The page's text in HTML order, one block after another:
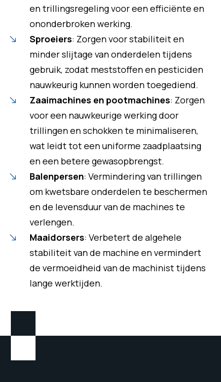
en trillingsregeling voor een efficiënte en
ononderbroken werking.
Sproeiers: Zorgen voor stabiliteit en
minder slijtage van onderdelen tijdens
gebruik, zodat meststoffen en pesticiden
nauwkeurig kunnen worden toegediend.
Zaaimachines en pootmachines: Zorgen
voor een nauwkeurige werking door
trillingen en schokken te minimaliseren,
wat leidt tot een uniforme zaadplaatsing
en een betere gewasopbrengst.
Balenpersen: Vermindering van trillingen
om kwetsbare onderdelen te beschermen
en de levensduur van de machines te
verlengen.
Maaidorsers: Verbetert de algehele
stabiliteit van de machine en vermindert
de vermoeidheid van de machinist tijdens
lange werktijden.